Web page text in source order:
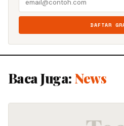
DAFTAR
Baca Juga: News